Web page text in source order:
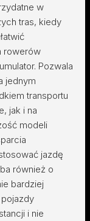
w
tras, kiedy
rowerów
Pozwala
jednym
transportu
jak i na
modeli
jazdę
również o
bardziej
i nie